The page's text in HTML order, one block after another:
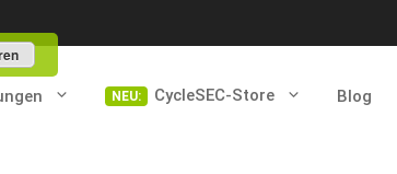
CycleSEC-Store Blog